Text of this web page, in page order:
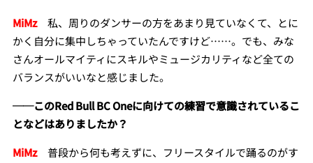
MiMz私、周りのダンサーの方をあまり見ていなくて、とに
かく自分に集中しちゃっていたんですけど……。でも、みな
さんオールマイティにスキルやミュージカリティなど全ての
バランスがいいなと感じました。
──このRed Bull BC Oneに向けての練習で意識されているこ
となどはありましたか？
MiMz普段から何も考えずに、フリースタイルで踊るのがす